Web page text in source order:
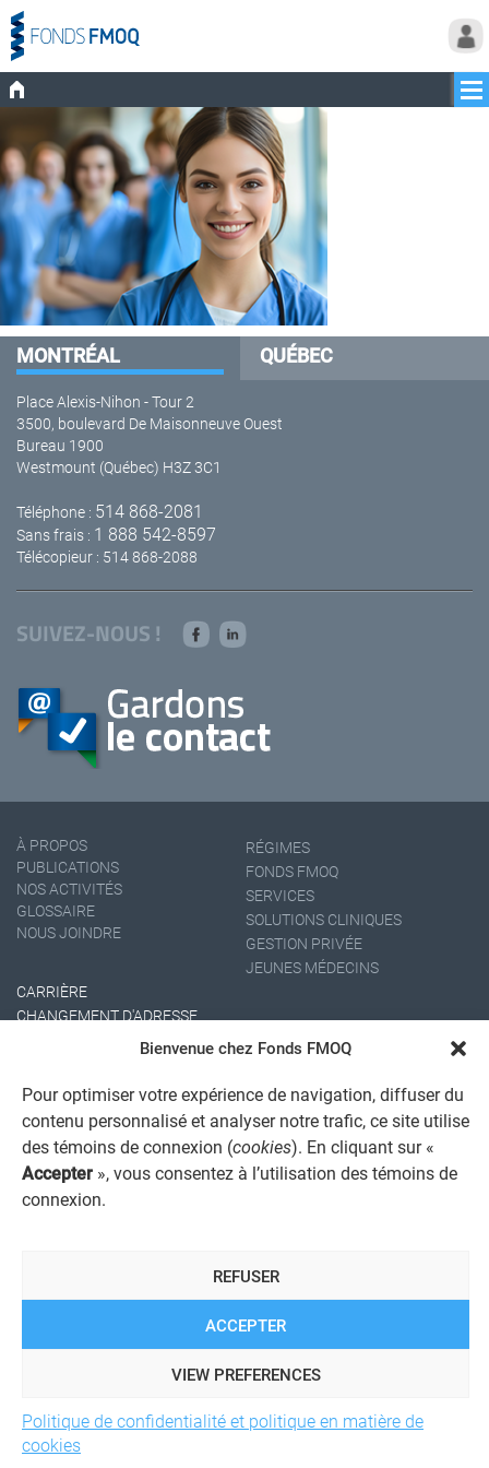
Bienvenue chez Fonds FMOQ
Pour optimiser votre expérience de navigation, diffuser du
contenu personnalisé et analyser notre trafic, ce site utilise
des témoins de connexion (cookies). En cliquant sur «
Accepter », vous consentez à l’utilisation des témoins de
connexion.
ACCEPTER
REFUSER
VIEW PREFERENCES
Politique de confidentialité et politique en matière de
cookies
MONTRÉAL QUÉBEC
Place Alexis-Nihon - Tour 2
3500, boulevard De Maisonneuve Ouest
Bureau 1900
Westmount (Québec) H3Z 3C1
Téléphone : 514 868-2081
Sans frais : 1 888 542-8597
Télécopieur : 514 868-2088
SUIVEZ-NOUS !
À PROPOS
PUBLICATIONS
NOS ACTIVITÉS
GLOSSAIRE
NOUS JOINDRE
RÉGIMES
FONDS FMOQ
SERVICES
SOLUTIONS CLINIQUES
GESTION PRIVÉE
JEUNES MÉDECINS
CARRIÈRE
CHANGEMENT D'ADRESSE
AVIS JURIDIQUE GÉNÉRAL
POLITIQUE DE TRAITEMENT DES PLAINTES
REGISTRE DES CONFLITS D'INTÉRÊTS
© 2026 Société de services financiers Fonds FMOQ inc.
droits réservés.